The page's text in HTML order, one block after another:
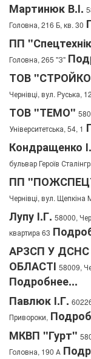
Мартинюк В.І.
Головна, 216 Б, кв. 30
ПП
Головна, 265 "З"
ТОВ
Чернівці, вул. Руська,
ТОВ "ТЕМО"
Університетська, 54, 1
Кондращенко
бульвар Героїв
ПП
Чернівці, вул.
Лупу І.Г. 58000,
квартира 63
АРЗСП У ДСНС
ОБЛАСТІ 58009,
Подробнее...
Павлюк І.Г.
Привороки,
МКВП "Гурт"
Головна, 190 А